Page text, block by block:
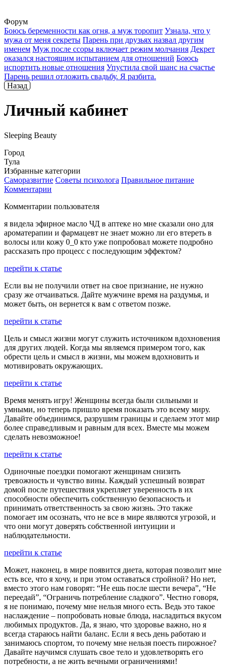
Форум
Боюсь беременности как огня, а муж торопит Узнала, что у
мужа от меня секреты Парень при друзьях назвал другим
именем Муж после ссоры включает режим молчания Декрет
оказался настоящим испытанием для отношений Боюсь
испортить новые отношения Упустила свой шанс на счастье
Парень решил отложить свадьбу. Я разбита.
Назад
Личный кабинет
Sleeping Beauty
Город
Тула
Избранные категории
Саморазвитие Советы психолога Правильное питание
Комментарии
Комментарии пользователя
я видела эфирное масло ЧД в аптеке но мне сказали оно для
ароматерапии и фармацевт не знает можно ли его втереть в
волосы или кожу 0_0 кто уже попробовал можете подробно
рассказать про процесс с последующим эффектом?
перейти к статье
Если вы не получили ответ на свое признание, не нужно
сразу же отчаиваться. Дайте мужчине время на раздумья, и
может быть, он вернется к вам с ответом позже.
перейти к статье
Цель и смысл жизни могут служить источником вдохновения
для других людей. Когда мы являемся примером того, как
обрести цель и смысл в жизни, мы можем вдохновить и
мотивировать окружающих.
перейти к статье
Время менять игру! Женщины всегда были сильными и
умными, но теперь пришло время показать это всему миру.
Давайте объединимся, разрушим границы и сделаем этот мир
более справедливым и равным для всех. Вместе мы можем
сделать невозможное!
перейти к статье
Одиночные поездки помогают женщинам снизить
тревожность и чувство вины. Каждый успешный возврат
домой после путешествия укрепляет уверенность в их
способности обеспечить собственную безопасность и
принимать ответственность за свою жизнь. Это также
помогает им осознать, что не все в мире являются угрозой, и
что они могут доверять собственной интуиции и
наблюдательности.
перейти к статье
Может, наконец, в мире появится диета, которая позволит мне
есть все, что я хочу, и при этом оставаться стройной? Но нет,
вместо этого нам говорят: “Не ешь после шести вечера”, “Не
переедай”, “Ограничь потребление сладкого”. Честно говоря,
я не понимаю, почему мне нельзя много есть. Ведь это такое
наслаждение – попробовать новые блюда, насладиться вкусом
любимых продуктов. Да, я знаю, что здоровье важно, но я
всегда стараюсь найти баланс. Если я весь день работаю и
занимаюсь спортом, то почему мне нельзя поесть пирожное?
Давайте научимся слушать свое тело и удовлетворять его
потребности, а не жить вечными ограничениями!